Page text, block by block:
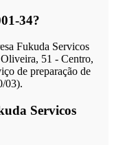
34?
Fukuda Servicos
51 - Centro,
de preparação de
03).
Servicos